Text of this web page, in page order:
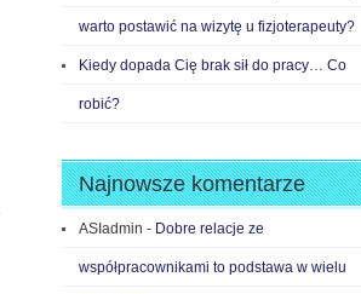
warto postawić na wizytę u fizjoterapeuty?
Kiedy dopada Cię brak sił do pracy… Co
robić?
Najnowsze komentarze
ASIadmin - Dobre relacje ze
współpracownikami to podstawa w wielu